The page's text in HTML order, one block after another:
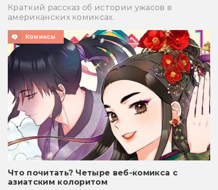
Краткий рассказ об истории ужасов в
американских комиксах.
Комиксы
Что почитать? Четыре веб-комикса с
азиатским колоритом